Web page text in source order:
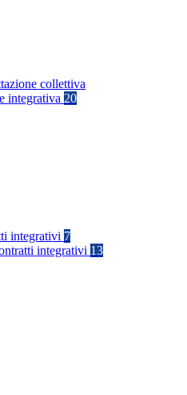
collettiva
integrativa 20
integrativi 7
integrativi 13